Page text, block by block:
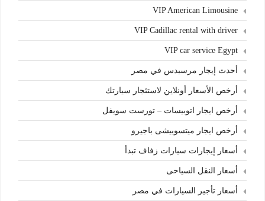
VIP American Limousine
VIP Cadillac rental with driver
VIP car service Egypt
أحدث إيجار مرسيدس في مصر
أرخص الأسعار أونلاين لاستئجار سيارتك
أرخص ايجار اتوبيسات – تورست سويفل
أرخص ايجار ميتسوبيشى باجيرو
أسعار إيجارات سيارات زفاف تبدأ
أسعار النقل السياحى
أسعار تأجير السيارات في مصر